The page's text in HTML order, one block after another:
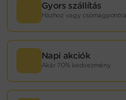
Gyors szállítás
Házhoz vagy csomagpontra
Napi akciók
Akár 70% kedvezmény